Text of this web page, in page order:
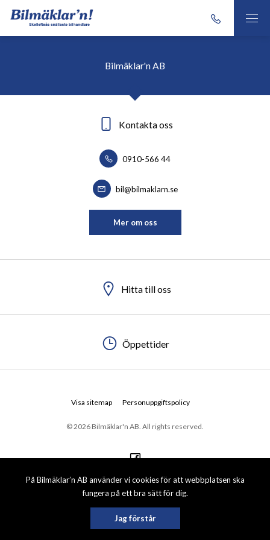
På Bilmäklar’n AB använder vi cookies för att webbplatsen ska
fungera på ett bra sätt för dig.
Jag förstår
Bilmäklar'n AB
Kontakta oss
0910-566 44
bil@bilmaklarn.se
Mer om oss
Hitta till oss
Öppettider
© 2026 Bilmäklar'n AB. All rights reserved.
Visa sitemap Personuppgiftspolicy